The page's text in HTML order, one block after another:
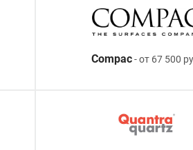
Compac- от 67 500